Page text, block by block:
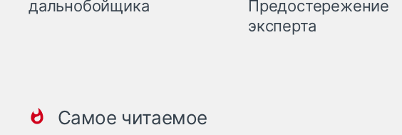
дальнобойщика
Предостережение
эксперта
Самое читаемое